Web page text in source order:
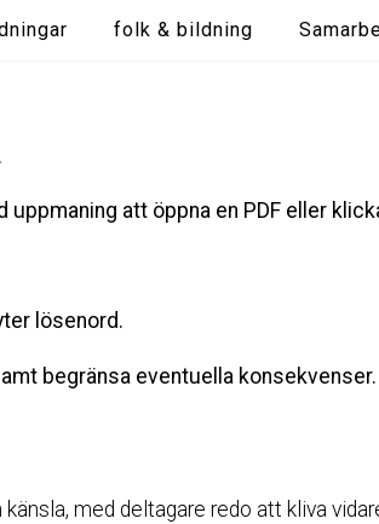
folk & bildning
att öppna en PDF eller
lösenord.
begränsa eventuella konsekvenser.
med deltagare redo att kliva